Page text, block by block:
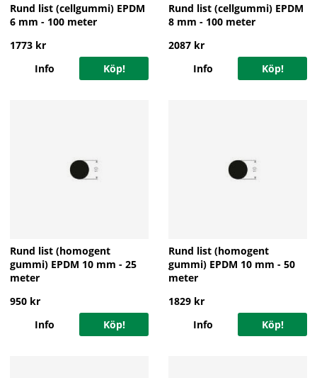
Rund list (cellgummi) EPDM
6 mm - 100 meter
1773 kr
Köp!
Info
Rund list (cellgummi) EPDM
8 mm - 100 meter
2087 kr
Köp!
Info
Rund list (homogent
gummi) EPDM 10 mm - 25
meter
950 kr
Köp!
Info
Rund list (homogent
gummi) EPDM 10 mm - 50
meter
1829 kr
Köp!
Info